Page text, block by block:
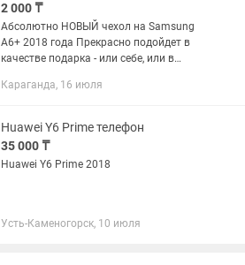
2 000 ₸
Абсолютно НОВЫЙ чехол на Samsung
A6+ 2018 года Прекрасно подойдет в
качестве подарка - или себе, или в
хорошо, плотно облегает телефон - в
Караганда, 16 июля
Huawei Y6 Prime телефон
35 000 ₸
Huawei Y6 Prime 2018
Усть-Каменогорск, 10 июля